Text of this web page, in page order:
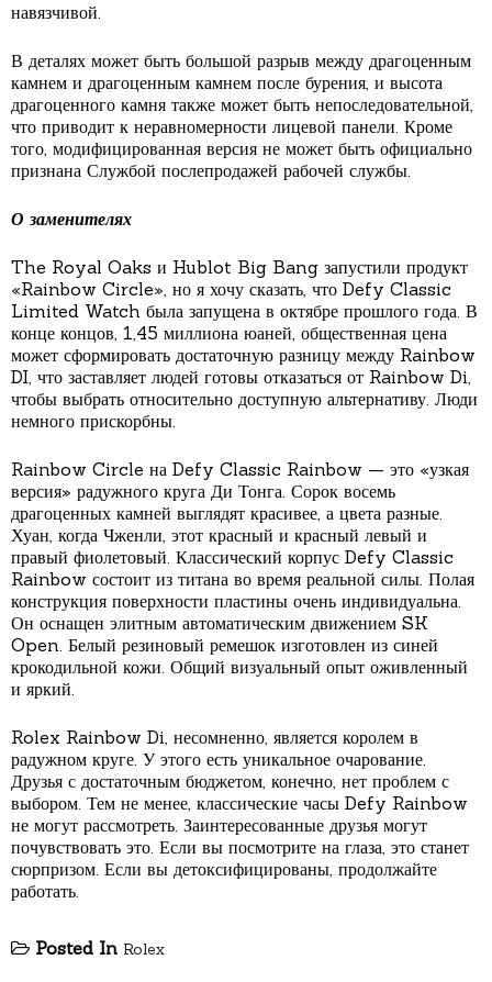
навязчивой.
В деталях может быть большой разрыв между драгоценным
камнем и драгоценным камнем после бурения, и высота
драгоценного камня также может быть непоследовательной,
что приводит к неравномерности лицевой панели. Кроме
того, модифицированная версия не может быть официально
признана Службой послепродажей рабочей службы.
О заменителях
The Royal Oaks и Hublot Big Bang запустили продукт
«Rainbow Circle», но я хочу сказать, что Defy Classic
Limited Watch была запущена в октябре прошлого года. В
конце концов, 1,45 миллиона юаней, общественная цена
может сформировать достаточную разницу между Rainbow
DI, что заставляет людей готовы отказаться от Rainbow Di,
чтобы выбрать относительно доступную альтернативу. Люди
немного прискорбны.
Rainbow Circle на Defy Classic Rainbow — это «узкая
версия» радужного круга Ди Тонга. Сорок восемь
драгоценных камней выглядят красивее, а цвета разные.
Хуан, когда Чженли, этот красный и красный левый и
правый фиолетовый. Классический корпус Defy Classic
Rainbow состоит из титана во время реальной силы. Полая
конструкция поверхности пластины очень индивидуальна.
Он оснащен элитным автоматическим движением SK
Open. Белый резиновый ремешок изготовлен из синей
крокодильной кожи. Общий визуальный опыт оживленный
и яркий.
Rolex Rainbow Di, несомненно, является королем в
радужном круге. У этого есть уникальное очарование.
Друзья с достаточным бюджетом, конечно, нет проблем с
выбором. Тем не менее, классические часы Defy Rainbow
не могут рассмотреть. Заинтересованные друзья могут
почувствовать это. Если вы посмотрите на глаза, это станет
сюрпризом. Если вы детоксифицированы, продолжайте
работать.
Posted In Rolex